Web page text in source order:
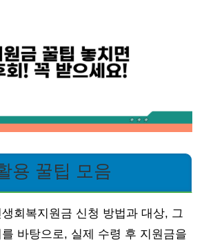
용 꿀팁 모음
회복지원금 신청 방법과 대상, 그
바탕으로, 실제 수령 후 지원금을